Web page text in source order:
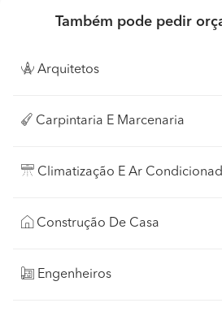
Também pode pedir
Arquitetos
Carpintaria E Marcenaria
Climatização E Ar
Construção De Casa
Engenheiros